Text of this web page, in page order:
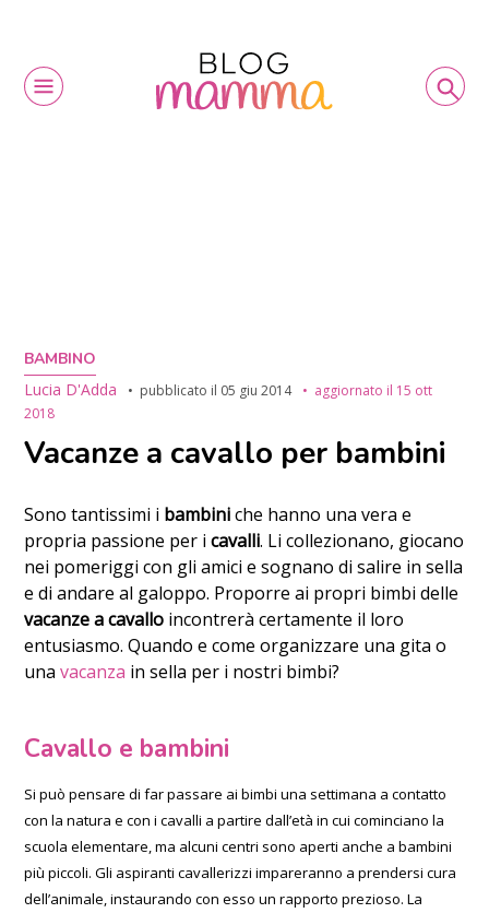
BAMBINO
Lucia D'Adda
pubblicato il 05 giu 2014 aggiornato il 15 ott
2018
Vacanze a cavallo per bambini
Sono tantissimi i bambiniche hanno una vera e
propria passione per icavalli. Li collezionano, giocano
nei pomeriggi con gli amici e sognano di salire in sella
e di andare al galoppo. Proporre ai propri bimbi delle
vacanze a cavallo incontrerà certamente il loro
entusiasmo. Quando e come organizzare una gita o
unavacanza in sella per i nostri bimbi?
Cavallo e bambini
Si può pensare di far passare ai bimbi una settimana a contatto
con la natura e con i cavalli a partire dall’età in cui cominciano la
scuola elementare, ma alcuni centri sono aperti anche a bambini
più piccoli. Gli aspiranti cavallerizzi impareranno a prendersi cura
dell’animale, instaurando con esso un rapporto prezioso. La